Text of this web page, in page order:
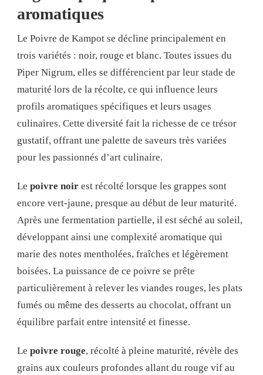
aromatiques
Le Poivre de Kampot se décline principalement en
trois variétés : noir, rouge et blanc. Toutes issues du
Piper Nigrum, elles se différencient par leur stade de
maturité lors de la récolte, ce qui influence leurs
profils aromatiques spécifiques et leurs usages
culinaires. Cette diversité fait la richesse de ce trésor
gustatif, offrant une palette de saveurs très variées
pour les passionnés d’art culinaire.
Le poivre noir est récolté lorsque les grappes sont
encore vert-jaune, presque au début de leur maturité.
Après une fermentation partielle, il est séché au soleil,
développant ainsi une complexité aromatique qui
marie des notes mentholées, fraîches et légèrement
boisées. La puissance de ce poivre se prête
particulièrement à relever les viandes rouges, les plats
fumés ou même des desserts au chocolat, offrant un
équilibre parfait entre intensité et finesse.
Le poivre rouge, récolté à pleine maturité, révèle des
grains aux couleurs profondes allant du rouge vif au